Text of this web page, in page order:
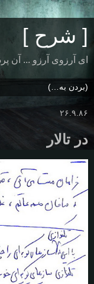
[ شرح ]
ای آرزوی آرزو ... آن
۲۶.۹.۸۶
در تالار